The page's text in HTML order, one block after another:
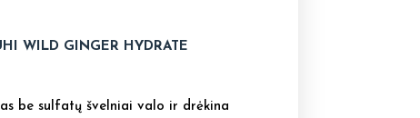
WILD GINGER HYDRATE
be sulfatų švelniai valo ir drėkina